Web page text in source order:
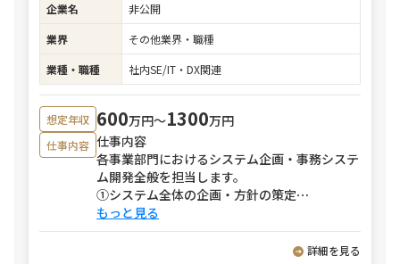
企業名
非公開
業界
その他業界・職種
業種・職種
社内SE/IT・DX関連
想定年収 600万円〜1300万円
仕事内容 仕事内容
各事業部門におけるシステム企画・事務システ
ム開発全般を担当します。
①システム全体の企画・方針の策定⋯
もっと見る
詳細を見る